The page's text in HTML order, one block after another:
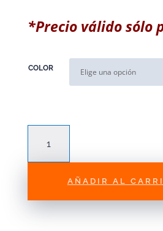
*Precio válido sólo
COLOR
(LF150-
AÑADIR AL